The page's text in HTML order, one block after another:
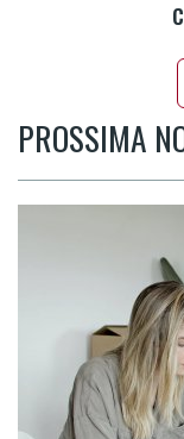
PROSSIMA